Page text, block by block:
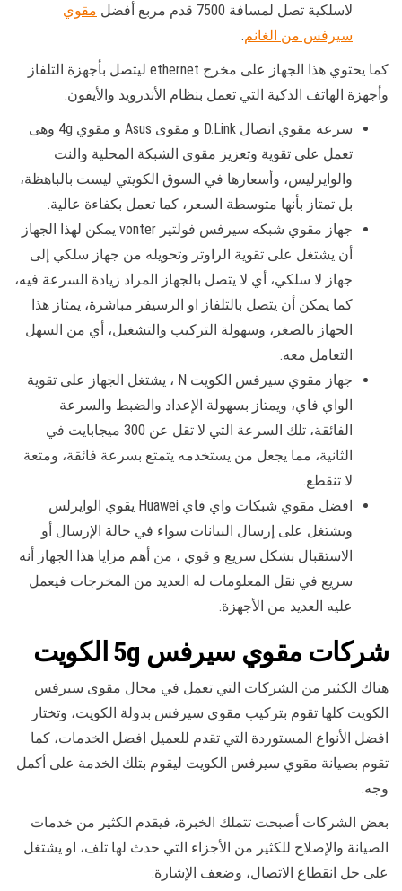
لاسلكية تصل لمسافة 7500 قدم مربع أفضل
مقوي
سيرفس من الغانم.
كما يحتوي هذا الجهاز على مخرج ethernet ليتصل بأجهزة التلفاز
وأجهزة الهاتف الذكية التي تعمل بنظام الأندرويد والأيفون.
سرعة مقوي اتصال D.Link و مقوى Asus و مقوي 4g وهى
تعمل على تقوية وتعزيز مقوي الشبكة المحلية والنت
والوايرليس، وأسعارها في السوق الكويتي ليست بالباهظة،
بل تمتاز بأنها متوسطة السعر، كما تعمل بكفاءة عالية.
جهاز مقوي شبكه سيرفس فولتير vonter يمكن لهذا الجهاز
أن يشتغل على تقوية الراوتر وتحويله من جهاز سلكي إلى
جهاز لا سلكي، أي لا يتصل بالجهاز المراد زيادة السرعة فيه،
كما يمكن أن يتصل بالتلفاز او الرسيفر مباشرة، يمتاز هذا
الجهاز بالصغر، وسهولة التركيب والتشغيل، أي من السهل
التعامل معه.
جهاز مقوي سيرفس الكويت N ، يشتغل الجهاز على تقوية
الواي فاي، ويمتاز بسهولة الإعداد والضبط والسرعة
الفائقة، تلك السرعة التي لا تقل عن 300 ميجابايت في
الثانية، مما يجعل من يستخدمه يتمتع بسرعة فائقة، ومتعة
لا تنقطع.
افضل مقوي شبكات واي فاي Huawei يقوي الوايرلس
ويشتغل على إرسال البيانات سواء في حالة الإرسال أو
الاستقبال بشكل سريع و قوي ، من أهم مزايا هذا الجهاز أنه
سريع في نقل المعلومات له العديد من المخرجات فيعمل
عليه العديد من الأجهزة.
شركات مقوي سيرفس 5g الكويت
هناك الكثير من الشركات التي تعمل في مجال مقوى سيرفس
الكويت كلها تقوم بتركيب مقوي سيرفس بدولة الكويت، وتختار
افضل الأنواع المستوردة التي تقدم للعميل افضل الخدمات، كما
تقوم بصيانة مقوي سيرفس الكويت ليقوم بتلك الخدمة على أكمل
وجه.
بعض الشركات أصبحت تتملك الخبرة، فيقدم الكثير من خدمات
الصيانة والإصلاح للكثير من الأجزاء التي حدث لها تلف، او يشتغل
على حل انقطاع الاتصال، وضعف الإشارة.